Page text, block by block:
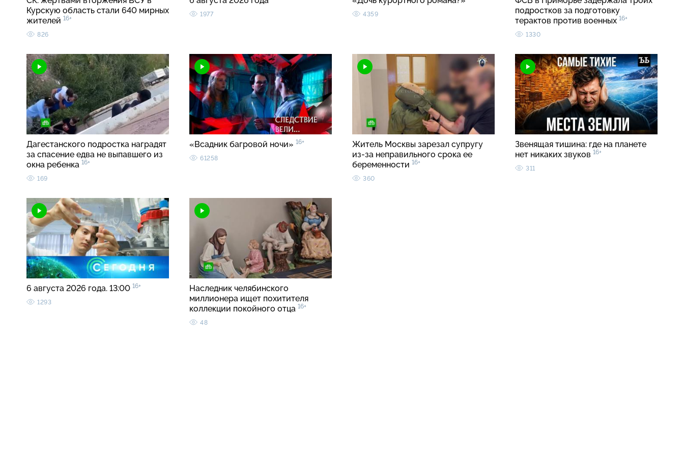
Курскую область стали 640 мирных
жителей 16+
826
1977 4359
подростков за подготовку
терактов против военных 16+
1330
Дагестанского подростка наградят
за спасение едва не выпавшего из
окна ребенка 16+
169
«Всадник багровой ночи» 16+
61258
Житель Москвы зарезал супругу
из-за неправильного срока ее
беременности 16+
360
Звенящая тишина: где на планете
нет никаких звуков 16+
311
6 августа 2026 года. 13:00 16+
1293
Наследник челябинского
миллионера ищет похитителя
коллекции покойного отца 16+
48